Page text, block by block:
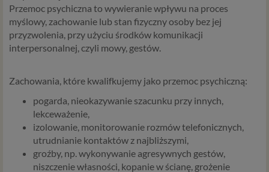
Przemoc psychiczna to wywieranie wpływu na proces
myślowy, zachowanie lub stan fizyczny osoby bez jej
przyzwolenia, przy użyciu środków komunikacji
interpersonalnej, czyli mowy, gestów.
Zachowania, które kwalifkujemy jako przemoc psychiczną:
pogarda, nieokazywanie szacunku przy innych,
lekceważenie,
izolowanie, monitorowanie rozmów telefonicznych,
utrudnianie kontaktów z najbliższymi,
groźby, np. wykonywanie agresywnych gestów,
niszczenie własności, kopanie w ścianę, grożenie